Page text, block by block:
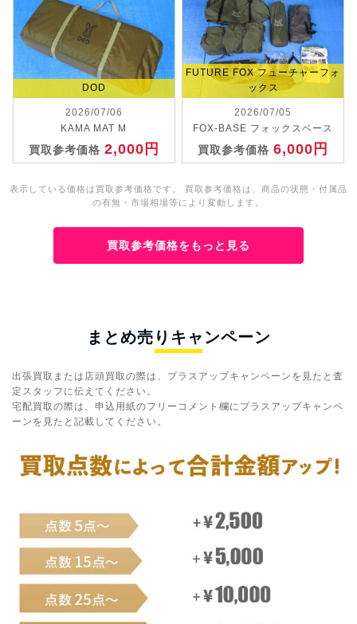
DOD
2026/07/06
KAMA MAT M
買取参考価格 2,000円
FUTURE FOX フューチャーフォ
ックス
2026/07/05
FOX-BASE フォックスベース
買取参考価格6,000円
表示している価格は買取参考価格です。 買取参考価格は、商品の状態・付属品
の有無・市場相場等により変動します。
買取参考価格をもっと見る
まとめ売りキャンペーン
出張買取または店頭買取の際は、プラスアップキャンペーンを見たと査
定スタッフに伝えてください。
宅配買取の際は、申込用紙のフリーコメント欄にプラスアップキャンペ
ーンを見たと記載してください。